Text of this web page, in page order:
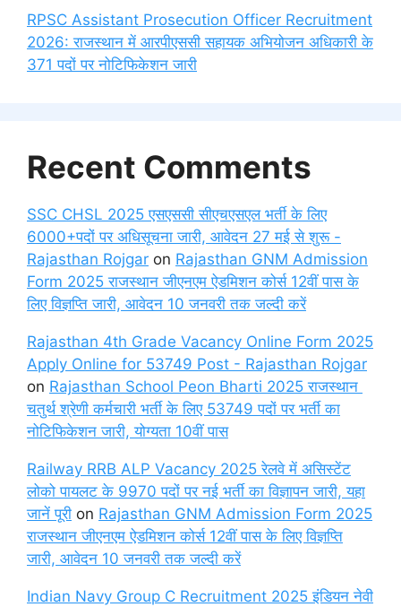
RPSC Assistant Prosecution Officer Recruitment
2026: राजस्थान में आरपीएससी सहायक अभियोजन अधिकारी के
371 पदों पर नोटिफिकेशन जारी
Recent Comments
SSC CHSL 2025 एसएससी सीएचएसएल भर्ती के लिए
6000+पदों पर अधिसूचना जारी, आवेदन 27 मई से शुरू -
Rajasthan Rojgar on Rajasthan GNM Admission
Form 2025 राजस्थान जीएनएम ऐडमिशन कोर्स 12वीं पास के
लिए विज्ञप्ति जारी, आवेदन 10 जनवरी तक जल्दी करें
Rajasthan 4th Grade Vacancy Online Form 2025
Apply Online for 53749 Post - Rajasthan Rojgar
on Rajasthan School Peon Bharti 2025 राजस्थान
चतुर्थ श्रेणी कर्मचारी भर्ती के लिए 53749 पदों पर भर्ती का
नोटिफिकेशन जारी, योग्यता 10वीं पास
Railway RRB ALP Vacancy 2025 रेलवे में असिस्टेंट
लोको पायलट के 9970 पदों पर नई भर्ती का विज्ञापन जारी, यहा
जानें पूरी on Rajasthan GNM Admission Form 2025
राजस्थान जीएनएम ऐडमिशन कोर्स 12वीं पास के लिए विज्ञप्ति
जारी, आवेदन 10 जनवरी तक जल्दी करें
Indian Navy Group C Recruitment 2025 इंडियन नेवी